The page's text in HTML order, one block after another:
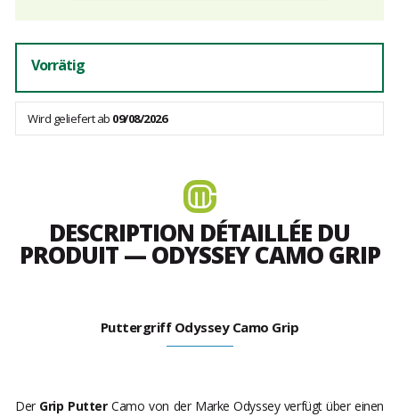
Vorrätig
Wird geliefert ab 09/08/2026
DESCRIPTION DÉTAILLÉE DU
PRODUIT — ODYSSEY CAMO GRIP
Puttergriff Odyssey Camo Grip
Der Grip PutterCamo von der Marke Odyssey verfügt über einen